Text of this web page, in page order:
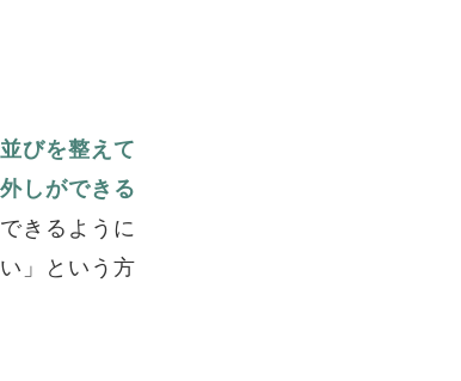
びを整えて
しができる
きるように
」という方